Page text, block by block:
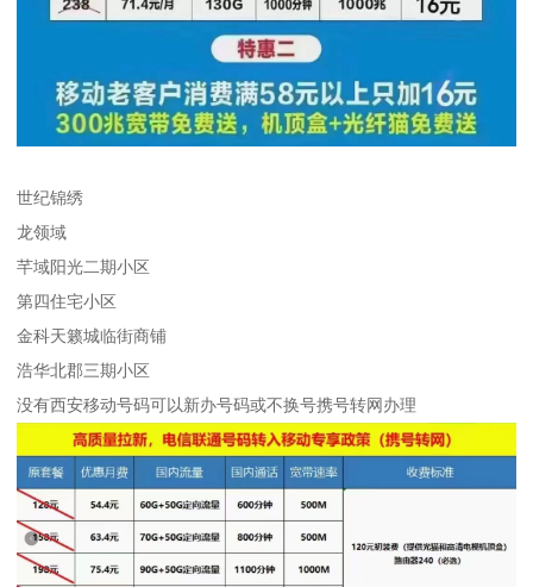
世纪锦绣
龙领域
芊域阳光二期小区
第四住宅小区
金科天籁城临街商铺
浩华北郡三期小区
没有西安移动号码可以新办号码或不换号携号转网办理